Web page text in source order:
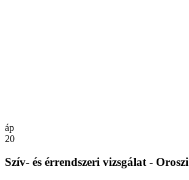
áp
20
Szív- és érrendszeri vizsgálat - Oroszi